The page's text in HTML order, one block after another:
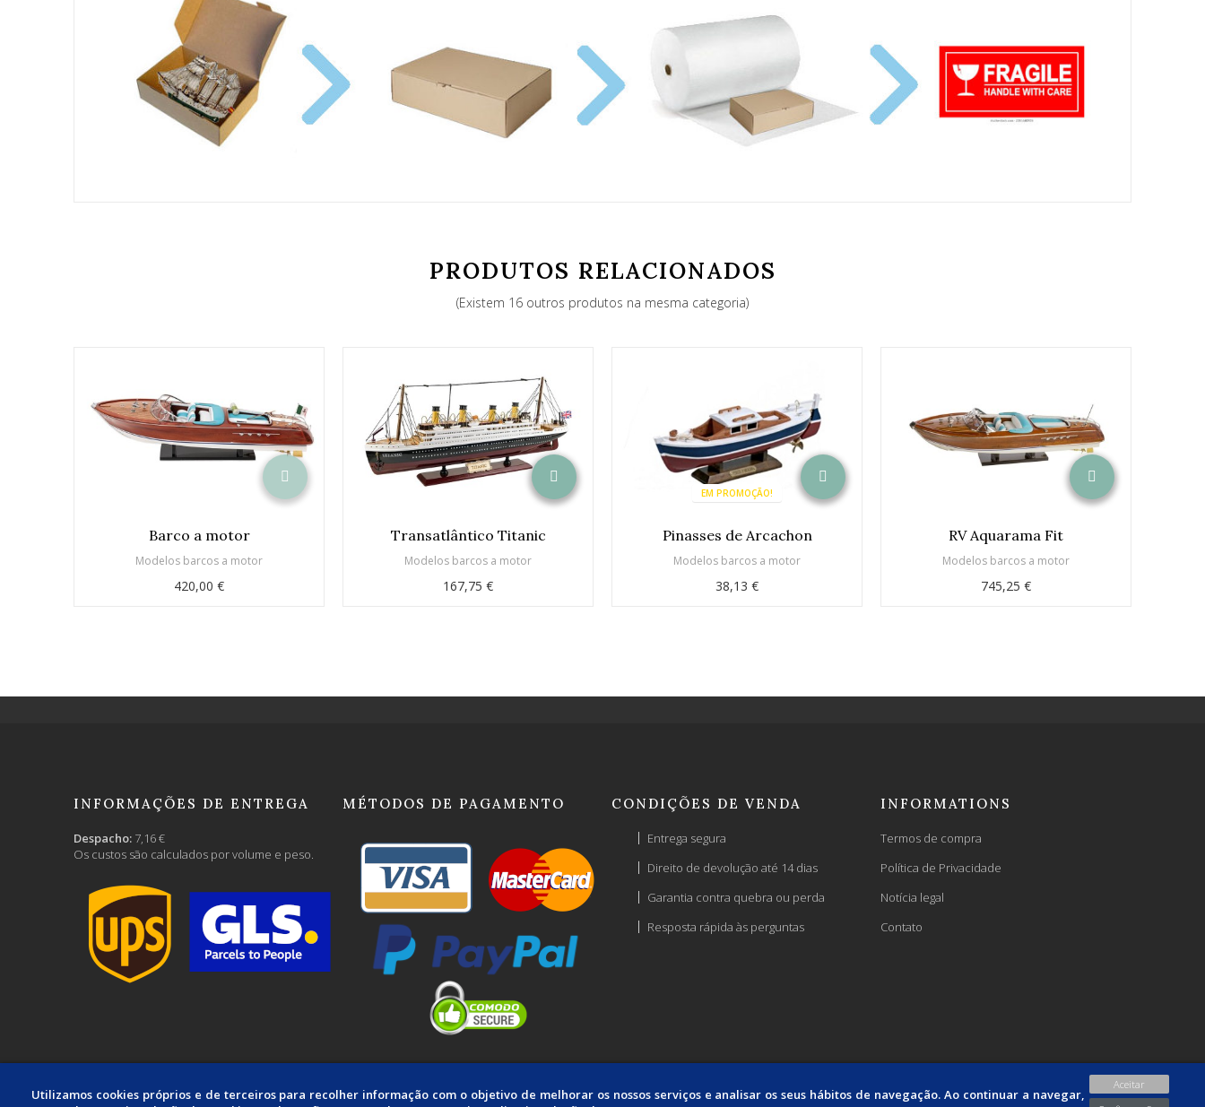
Utilizamos cookies próprios e de terceiros para recolher informação com o objetivo de melhorar os nossos serviços e analisar os seus hábitos de navegação. Ao continuar a navegar,
Aceitar
PRODUTOS RELACIONADOS
(Existem 16 outros produtos na mesma categoria)
Barco a motor
Modelos barcos a motor
420,00 €
Transatlântico Titanic
Modelos barcos a motor
167,75 €
EM PROMOÇÃO!
Pinasses de Arcachon
Modelos barcos a motor
38,13 €
RV Aquarama Fit
Modelos barcos a motor
745,25 €
INFORMAÇÕES DE ENTREGA
Despacho: 7,16 €
Os custos são calculados por volume e peso.
MÉTODOS DE PAGAMENTO CONDIÇÕES DE VENDA
Entrega segura
Direito de devolução até 14 dias
Garantia contra quebra ou perda
Resposta rápida às perguntas
INFORMATIONS
Termos de compra
Política de Privacidade
Notícia legal
Contato